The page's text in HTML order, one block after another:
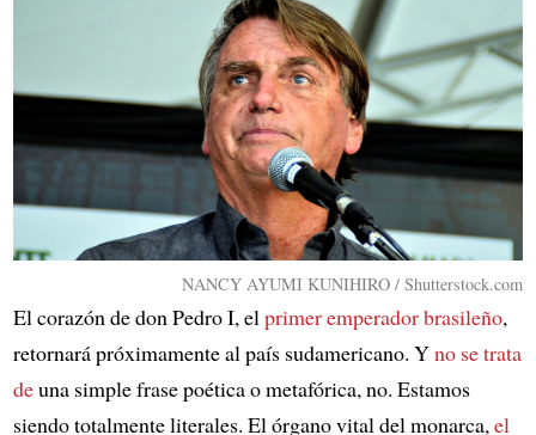
NANCY AYUMI KUNIHIRO / Shutterstock.com
El corazón de don Pedro I, elprimer emperador brasileño,
retornará próximamente al país sudamericano. Yno se trata
deuna simple frase poética o metafórica, no. Estamos
siendo totalmente literales. El órgano vital del monarca,el